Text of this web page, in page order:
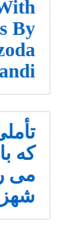
By
که
می